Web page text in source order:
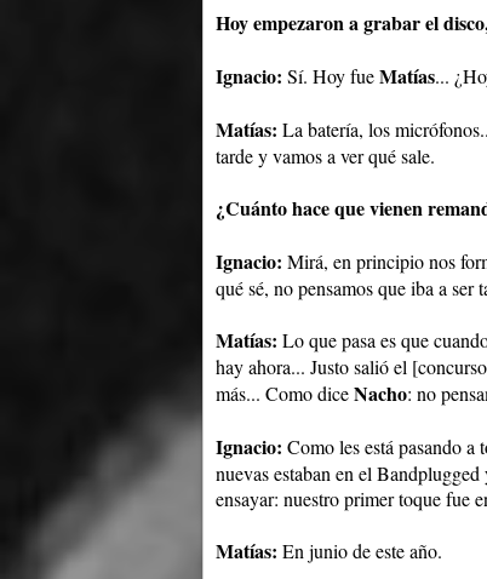
Hoy empezaron a grabar el
Ignacio: Sí. Hoy fueMatías...
Matías: La batería, los
tarde y vamos a ver qué sale.
¿Cuánto hace que vienen
Ignacio: Mirá, en principio nos
qué sé, no pensamos que iba a ser
Matías: Lo que pasa es que
hay ahora... Justo salió el
más... Como diceNacho: no
Ignacio: Como les está pasando a
nuevas estaban en el
ensayar: nuestro primer toque fue
Matías: En junio de este año.